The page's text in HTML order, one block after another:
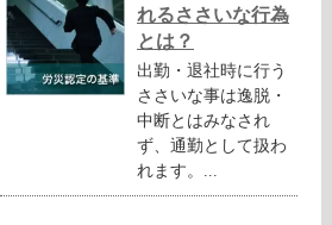
れるささいな行為
とは？
出勤・退社時に行う
ささいな事は逸脱・
中断とはみなされ
ず、通勤として扱わ
れます。...